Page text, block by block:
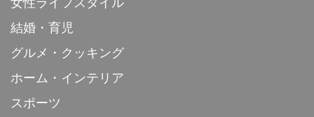
女性ライフスタイル
結婚・育児
グルメ・クッキング
ホーム・インテリア
スポーツ